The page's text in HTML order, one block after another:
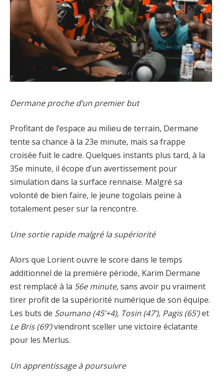
Dermane proche d’un premier but
Profitant de l’espace au milieu de terrain, Dermane
tente sa chance à la 23e minute, mais sa frappe
croisée fuit le cadre. Quelques instants plus tard, à la
35e minute, il écope d’un avertissement pour
simulation dans la surface rennaise. Malgré sa
volonté de bien faire, le jeune togolais peine à
totalement peser sur la rencontre.
Une sortie rapide malgré la supériorité
Alors que Lorient ouvre le score dans le temps
additionnel de la première période, Karim Dermane
est remplacé à la 56e minute, sans avoir pu vraiment
tirer profit de la supériorité numérique de son équipe.
Les buts de Soumano (45’+4), Tosin (47’), Pagis (65’)et
Le Bris (69’)viendront sceller une victoire éclatante
pour les Merlus.
Un apprentissage à poursuivre